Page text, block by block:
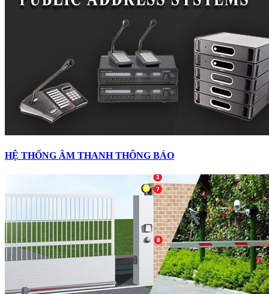
HỆ THỐNG ÂM THANH THÔNG BÁO